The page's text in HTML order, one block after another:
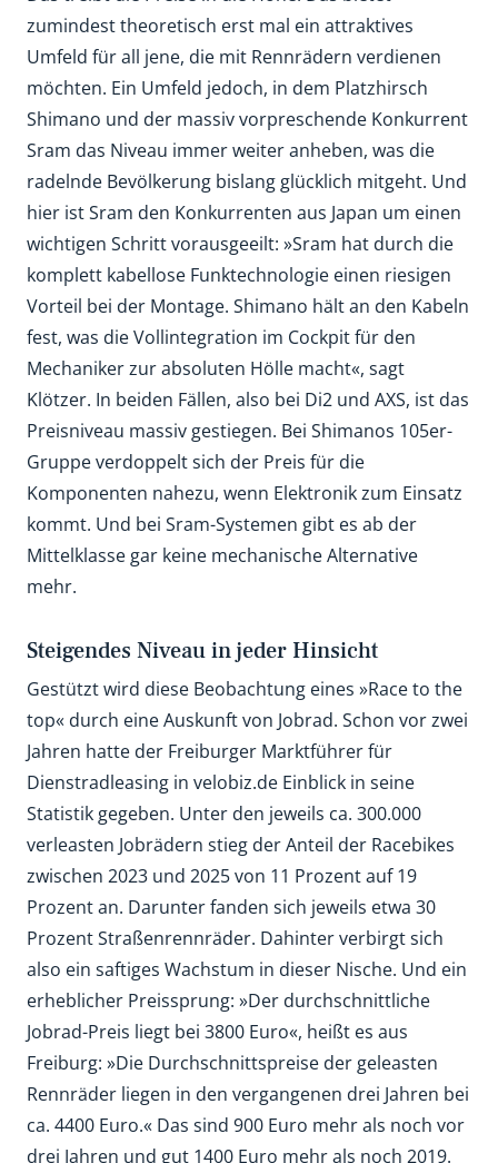
zumindest theoretisch erst mal ein attraktives
Umfeld für all jene, die mit Rennrädern verdienen
möchten. Ein Umfeld jedoch, in dem Platzhirsch
Shimano und der massiv vorpreschende Konkurrent
Sram das Niveau immer weiter anheben, was die
radelnde Bevölkerung bislang glücklich mitgeht. Und
hier ist Sram den Konkurrenten aus Japan um einen
wichtigen Schritt vorausgeeilt: »Sram hat durch die
komplett kabellose Funktechnologie einen riesigen
Vorteil bei der Montage. Shimano hält an den Kabeln
fest, was die Vollinte­gration im Cockpit für den
Mechaniker zur absoluten Hölle macht«, sagt
Klötzer. In beiden Fällen, also bei Di2 und AXS, ist das
Preisniveau massiv gestiegen. Bei Shimanos 105er-
Gruppe verdoppelt sich der Preis für die
Komponenten nahezu, wenn Elektronik zum Einsatz
kommt. Und bei Sram-Systemen gibt es ab der
Mittelklasse gar keine mechanische Alternative
mehr.
Steigendes Niveau in jeder Hinsicht
Gestützt wird diese Beobachtung eines »Race to the
top« durch eine Auskunft von Jobrad. Schon vor zwei
Jahren hatte der Freiburger Marktführer für
Dienstradleasing in velobiz.de Einblick in seine
Statistik gegeben. Unter den jeweils ca. 300.000
verleasten Jobrädern stieg der Anteil der Racebikes
zwischen 2023 und 2025 von 11 Prozent auf 19
Prozent an. Darunter fanden sich jeweils etwa 30
Prozent Straßenrennräder. Dahinter verbirgt sich
also ein saftiges Wachstum in dieser Nische. Und ein
erheblicher Preissprung: »Der durchschnittliche
Jobrad-Preis liegt bei 3800 Euro«, heißt es aus
Freiburg: »Die Durchschnittspreise der geleasten
Rennräder liegen in den vergangenen drei Jahren bei
ca. 4400 Euro.« Das sind 900 Euro mehr als noch vor
drei Jahren und gut 1400 Euro mehr als noch 2019.